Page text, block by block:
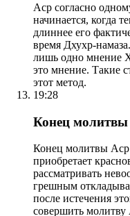
Аср согласно
начинается, когда
длиннее его
время Дхухр-
лишь одно мнение
это мнение. Такие
этот метод.
19:28
Конец
Конец молитвы Аср
приобретает
рассматривать
грешным
после истечения
совершить